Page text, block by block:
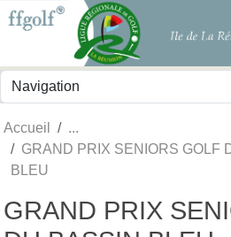
Accueil
GRAND PRIX SENIORS GOLF
BLEU
GRAND PRIX
Panneau de gestion des cookies